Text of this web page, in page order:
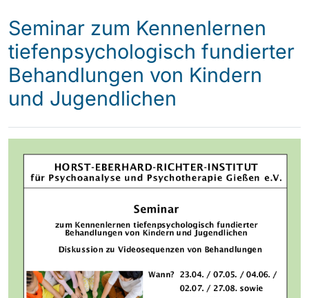
Seminar zum Kennenlernen
tiefenpsychologisch fundierter
Behandlungen von Kindern
und Jugendlichen